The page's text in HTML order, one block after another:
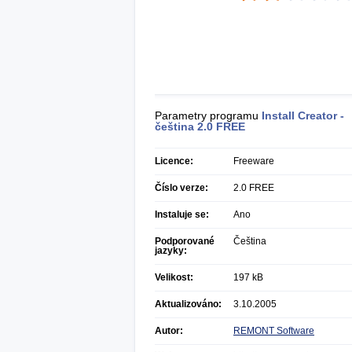
Parametry programu Install Creator -
čeština 2.0 FREE
Licence: Freeware
Číslo verze: 2.0 FREE
Instaluje se: Ano
Podporované
jazyky:
Čeština
Velikost: 197 kB
Aktualizováno: 3.10.2005
Autor: REMONT Software